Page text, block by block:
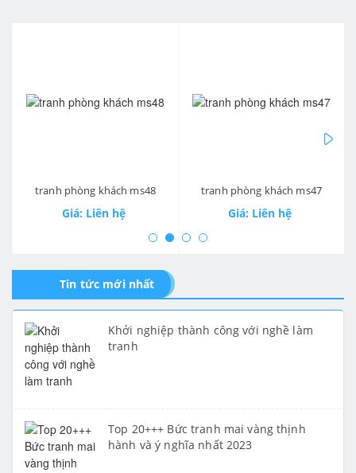
tranh phòng khách ms48
Giá: Liên hệ
tranh phòng khách ms47
Giá: Liên hệ
Tin tức mới nhất
Khởi nghiệp thành công với nghề làm
tranh
Top 20+++ Bức tranh mai vàng thịnh
hành và ý nghĩa nhất 2023